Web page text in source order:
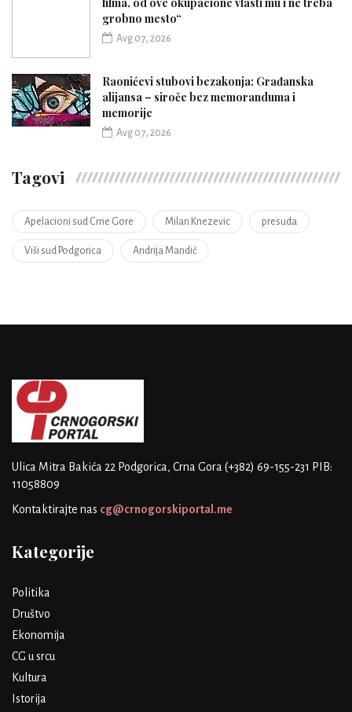
grobno mesto“
Avg 07, 2026
Raonićevi stubovi bezakonja: Građanska
alijansa – siroče bez memoranduma i
memorije
Avg 07, 2026
Tagovi
Apelacioni sud Crne Gore Milan Knezevic presuda
Viši sud Podgorica Andrija Mandić
Ulica Mitra Bakića 22 Podgorica, Crna Gora (+382) 69-155-231 PIB:
11058809
Kontaktirajte nas cg@crnogorskiportal.me
Kategorije
Politika
Društvo
Ekonomija
CG u srcu
Kultura
Istorija